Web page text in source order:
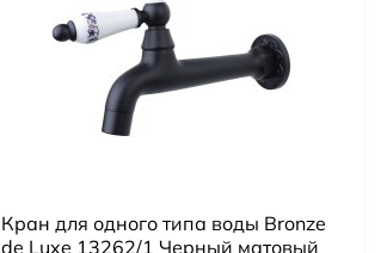
Кран для одного типа воды Bronze
de Luxe 13262/1 Черный матовый